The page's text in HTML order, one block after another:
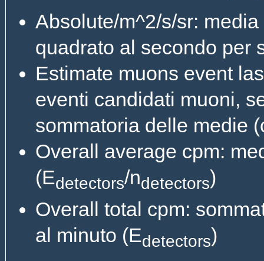
Absolute/m^2/s/sr:
quadrato al secondo per
Estimate muons event
eventi candidati muoni,
sommatoria delle medie
Overall average cpm:
(Edetectors/ndetectors)
Overall total cpm:
al minuto (Edetectors)